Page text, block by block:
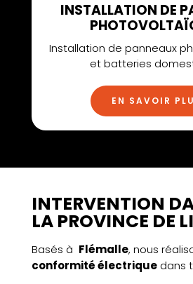
INSTALLATION DE
Installation de panneaux
et batteries
EN SAVOIR
INTERVENTION
LA PROVINCE DE
Basés à Flémalle, nous
conformité électriquedans